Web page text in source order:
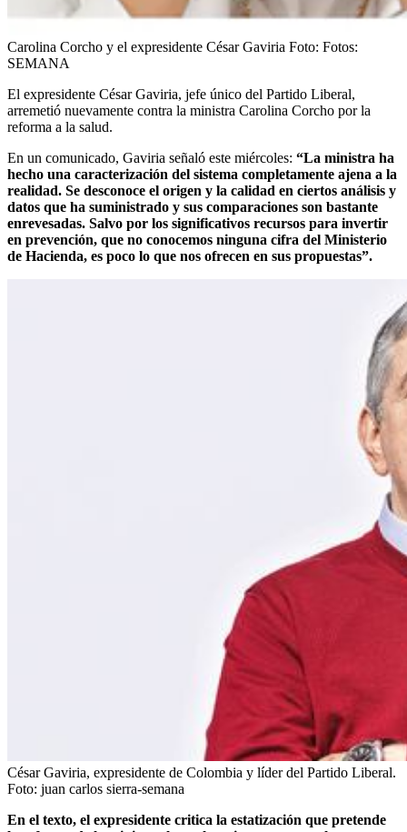
Carolina Corcho y el expresidente César Gaviria Foto: Fotos:
SEMANA
El expresidente César Gaviria, jefe único del Partido Liberal,
arremetió nuevamente contra la ministra Carolina Corcho por la
reforma a la salud.
En un comunicado, Gaviria señaló este miércoles: “La ministra ha
hecho una caracterización del sistema completamente ajena a la
realidad. Se desconoce el origen y la calidad en ciertos análisis y
datos que ha suministrado y sus comparaciones son bastante
enrevesadas. Salvo por los significativos recursos para invertir
en prevención, que no conocemos ninguna cifra del Ministerio
de Hacienda, es poco lo que nos ofrecen en sus propuestas”.
César Gaviria, expresidente de Colombia y líder del Partido Liberal.
Foto: juan carlos sierra-semana
En el texto, el expresidente critica la estatización que pretende